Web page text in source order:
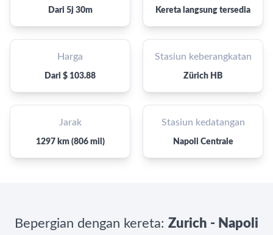
Dari 5j 30m
Harga
Dari $ 103.88
Jarak
1297 km (806 mil)
Kereta langsung tersedia
Stasiun keberangkatan
Zürich HB
Stasiun kedatangan
Napoli Centrale
Bepergian dengan kereta: Zurich - Napoli